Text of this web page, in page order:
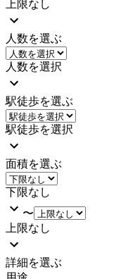
上限なし
人数を選ぶ
人数を選択
駅徒歩を選ぶ
駅徒歩を選択
面積を選ぶ
下限なし
〜
上限なし
詳細を選ぶ